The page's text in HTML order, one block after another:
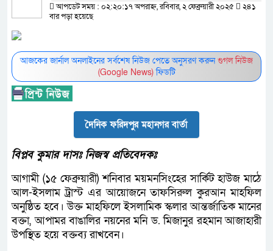
আপডেট সময় : ০২:২০:১৭ অপরাহ্ন, রবিবার, ২ ফেব্রুয়ারী ২০২৫
২৪১
বার পড়া হয়েছে
আজকের জার্নাল অনলাইনের সর্বশেষ নিউজ পেতে অনুসরণ করুনগুগল নিউজ
(Google News)ফিডটি
দৈনিক ফরিদপুর মহানগর বার্তা
বিপ্লব কুমার দাসঃ নিজস্ব প্রতিবেদকঃ
আগামী (১৫ ফেব্রুয়ারী) শনিবার ময়মনসিংহের সার্কিট হাউজ মাঠে
আল-ইসলাম ট্রাস্ট এর আয়োজনে তাফসিরুল কুরআন মাহফিল
অনুষ্ঠিত হবে। উক্ত মাহফিলে ইসলামিক স্কলার আন্তর্জাতিক মানের
বক্তা, আপামর বাঙালির নয়নের মনি ড. মিজানুর রহমান আজাহারী
উপস্থিত হয়ে বক্তব্য রাখবেন।